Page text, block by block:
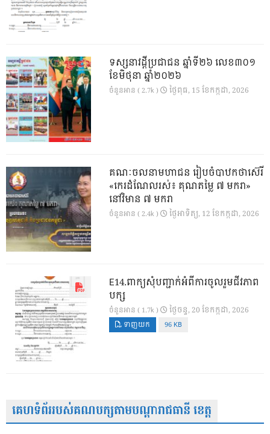
ទស្សនាវដ្ដីប្រជាជន ឆ្នាំទី២៦ លេខ៣០១
ខែមិថុនា ឆ្នាំ២០២៦
ចំនួនអាន ( 2.7k ) ថ្ងៃ​ពុធ, 15 ខែ​កក្កដា, 2026
គណៈចលនាមហាជន រៀបចំបាឋកថាស៊េរី
«កេរដំណែលរស់៖ គុណតម្លៃ ៧ មករា»
នៅវិមាន ៧ មករា
ចំនួនអាន ( 2.4k ) ថ្ងៃ​អាទិត្យ, 12 ខែ​កក្កដា, 2026
E14.ពាក្យសុំបញ្ជាក់អំពីការចូលរួមជីវភាព
បក្ស
ចំនួនអាន ( 1.7k ) ថ្ងៃ​ចន្ទ, 20 ខែ​កក្កដា, 2026
ទាញយក 96 KB
គេហទំព័ររបស់គណបក្សតាមបណ្តារាជធានី ខេត្ត